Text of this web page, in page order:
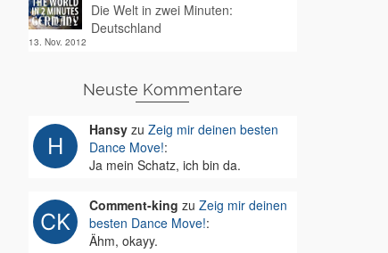
Die Welt in zwei Minuten:
Deutschland
13. Nov. 2012
Neuste Kommentare
Hansyzu Zeig mir deinen besten
Dance Move!:
Ja mein Schatz, ich bin da.
Comment-king zu Zeig mir deinen
besten Dance Move!:
Ähm, okayy.